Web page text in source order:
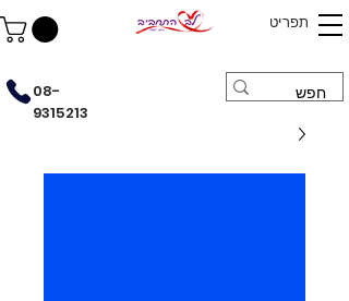
תפריט
08-
9315213